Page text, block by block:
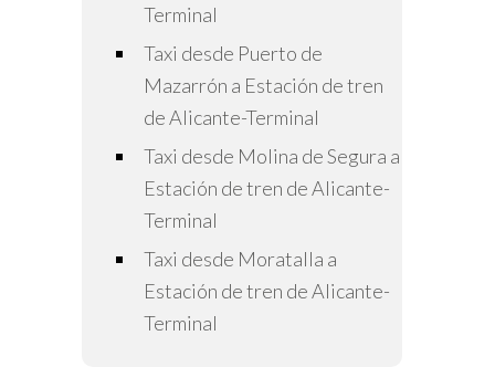
Terminal
Taxi desde Puerto de
Mazarrón a Estación de tren
de Alicante-Terminal
Taxi desde Molina de Segura a
Estación de tren de Alicante-
Terminal
Taxi desde Moratalla a
Estación de tren de Alicante-
Terminal